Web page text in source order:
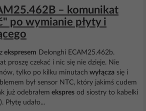
– komunikat
po wymianie płyty i
ekspresem Delonghi ECAM25.462b.
proszę czekać i nic się nie dzieje. Nie
tylko po kilku minutach wyłącza się i
był sensor NTC, który jakimś cudem
już odebrałem ekspres od siostry to kabelki
Płytę udało...